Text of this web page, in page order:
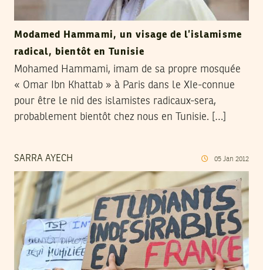
Modamed Hammami, un visage de l’islamisme
radical, bientôt en Tunisie
Mohamed Hammami, imam de sa propre mosquée
« Omar Ibn Khattab » à Paris dans le XIe-connue
pour être le nid des islamistes radicaux-sera,
probablement bientôt chez nous en Tunisie. […]
SARRA AYECH 05 Jan 2012